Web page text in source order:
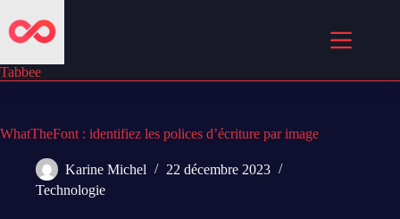
au
contenu
Tabbee
WhatTheFont : identifiez les polices d’écriture par image
Karine Michel
22 décembre 2023
Technologie